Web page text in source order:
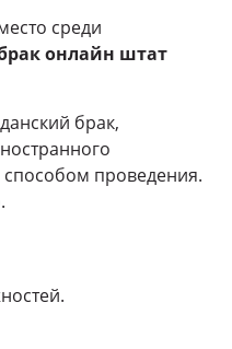
среди
онлайн штат
брак,
способом проведения.